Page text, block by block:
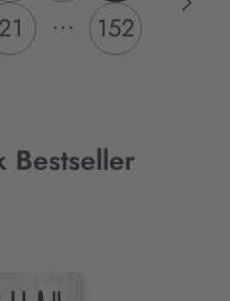
21 ... 152
Bestseller